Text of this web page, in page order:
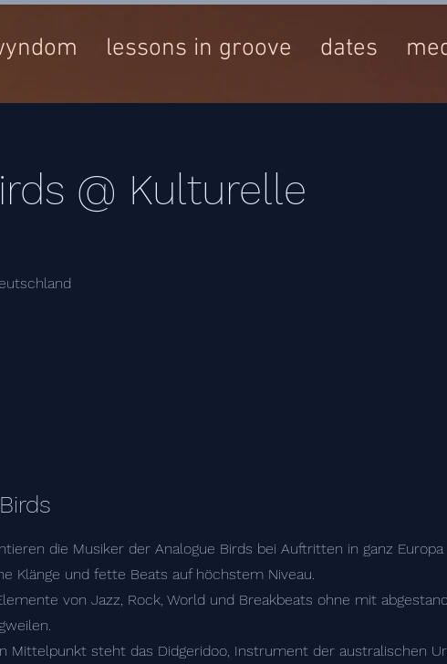
lessons in groove dates
@ Kulturelle
die Musiker der Analogue Birds bei Auftritten in ganz Europa
Klänge und fette Beats auf höchstem Niveau.
von Jazz, Rock, World und Breakbeats ohne mit
Mittelpunkt steht das Didgeridoo, Instrument der australischen